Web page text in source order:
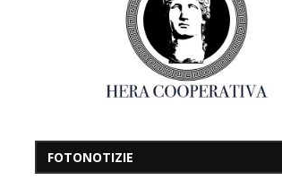
FOTONOTIZIE